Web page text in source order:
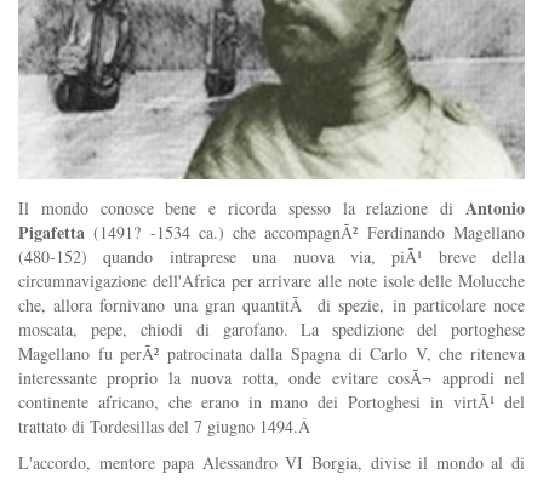
Il mondo conosce bene e ricorda spesso la relazione di Antonio
Pigafetta (1491? -1534 ca.) che accompagnÃ² Ferdinando Magellano
(480-152) quando intraprese una nuova via, piÃ¹ breve della
circumnavigazione dell'Africa per arrivare alle note isole delle Molucche
che, allora fornivano una gran quantitÃ di spezie, in particolare noce
moscata, pepe, chiodi di garofano. La spedizione del portoghese
Magellano fu perÃ² patrocinata dalla Spagna di Carlo V, che riteneva
interessante proprio la nuova rotta, onde evitare cosÃ¬ approdi nel
continente africano, che erano in mano dei Portoghesi in virtÃ¹ del
trattato di Tordesillas del 7 giugno 1494.Â
L'accordo, mentore papa Alessandro VI Borgia, divise il mondo al di